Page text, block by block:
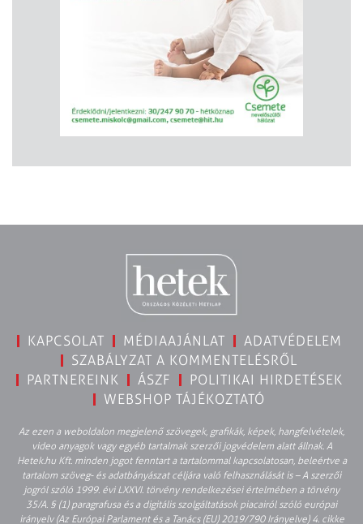
KAPCSOLAT MÉDIAAJÁNLAT
ADATVÉDELEM
SZABÁLYZAT A KOMMENTELÉSRŐL
PARTNEREINK
ÁSZF
POLITIKAI HIRDETÉSEK
WEBSHOP TÁJÉKOZTATÓ
Az ezen a weboldalon megjelenő szövegek, grafikák, képek, hangfelvételek,
video anyagok vagy egyéb tartalmak szerzői jogvédelem alatt állnak. A
Hetek.hu Kft. minden jogot fenntart a tartalommal kapcsolatosan, beleértve a
tartalom szöveg- és adatbányászat céljára való felhasználását is – A szerzői
jogról szóló 1999. évi LXXVI. törvény rendelkezései értelmében a törvény
35/A. § (1) paragrafusa és a digitális szolgáltatások piacairól szóló európai
irányelv (Az Európai Parlament és a Tanács (EU) 2019/790 Irányelve) 4. cikke